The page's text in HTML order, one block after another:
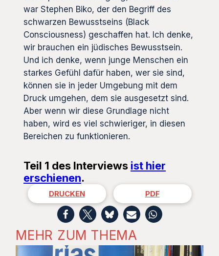
war Stephen Biko, der den Begriff des
schwarzen Bewusstseins (Black
Consciousness) geschaffen hat. Ich denke,
wir brauchen ein jüdisches Bewusstsein.
Und ich denke, wenn junge Menschen ein
starkes Gefühl dafür haben, wer sie sind,
können sie in jeder Umgebung mit dem
Druck umgehen, dem sie ausgesetzt sind.
Aber wenn wir diese Grundlage nicht
haben, wird es viel schwieriger, in diesen
Bereichen zu funktionieren.
Teil 1 des Interviews ist hier
erschienen.
DRUCKEN PDF
MEHR ZUM THEMA